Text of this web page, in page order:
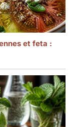
et feta :